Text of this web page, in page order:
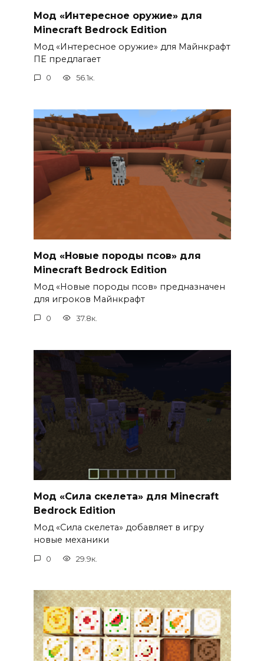
Мод «Интересное оружие» для
Minecraft Bedrock Edition
Мод «Интересное оружие» для Майнкрафт
ПЕ предлагает
0 56.1к.
Мод «Новые породы псов» для
Minecraft Bedrock Edition
Мод «Новые породы псов» предназначен
для игроков Майнкрафт
0 37.8к.
Мод «Сила скелета» для Minecraft
Bedrock Edition
Мод «Сила скелета» добавляет в игру
новые механики
0 29.9к.